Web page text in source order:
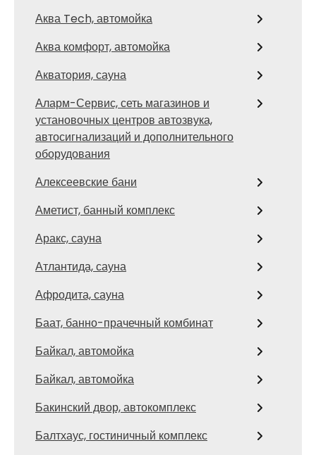
Аква Tech, автомойка
Аква комфорт, автомойка
Акватория, сауна
Аларм-Сервис, сеть магазинов и
установочных центров автозвука,
автосигнализаций и дополнительного
оборудования
Алексеевские бани
Аметист, банный комплекс
Аракс, сауна
Атлантида, сауна
Афродита, сауна
Баат, банно-прачечный комбинат
Байкал, автомойка
Байкал, автомойка
Бакинский двор, автокомплекс
Балтхаус, гостиничный комплекс